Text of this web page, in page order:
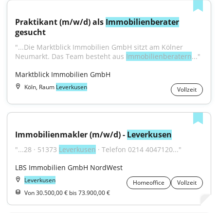
Praktikant (m/w/d) als Immobilienberater
gesucht
"...Die Marktblick Immobilien GmbH sitzt am Kölner
Neumarkt. Das Team besteht aus Immobilienberatern..."
Marktblick Immobilien GmbH
Köln, Raum Leverkusen Vollzeit
Immobilienmakler (m/w/d) - Leverkusen
"...28 · 51373 Leverkusen · Telefon 0214 4047120..."
LBS Immobilien GmbH NordWest
Leverkusen Homeoffice
Vollzeit
Von 30.500,00 € bis 73.900,00 €